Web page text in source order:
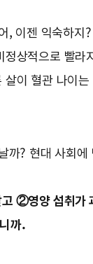
, 이젠 익숙하지
정상적으로 빨라
살이 혈관 나이는
까? 현대 사회에
②영양 섭취가
까.